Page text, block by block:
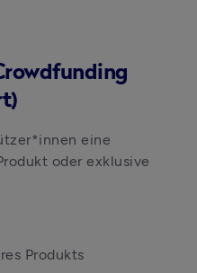
oder exklusive
Produkts